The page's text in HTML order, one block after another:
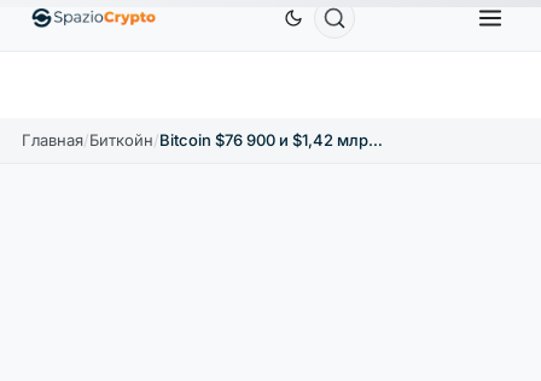
EthereumETH1 880,58 $ Tether USDT0,9991 $ BNBBNB
Главная/Биткойн/ Bitcoin $76 900 и $1,42 млрд оттоков из ETF: институционалы уходят?